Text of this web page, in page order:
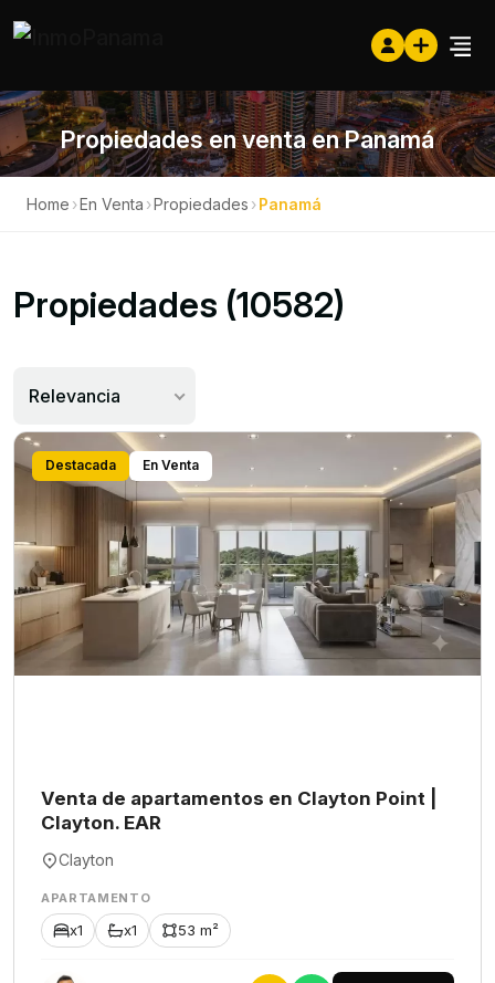
Propiedades en venta en Panamá
Home ›En Venta ›Propiedades ›Panamá
Propiedades (10582)
Relevancia
Destacada En Venta
Venta de apartamentos en Clayton Point |
Clayton. EAR
Clayton
APARTAMENTO
x1 x1 53 m²